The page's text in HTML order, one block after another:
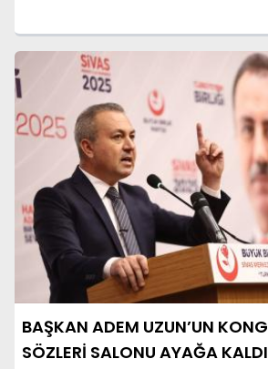
BAŞKAN ADEM UZUN’UN
SÖZLERİ SALONU AYAĞA